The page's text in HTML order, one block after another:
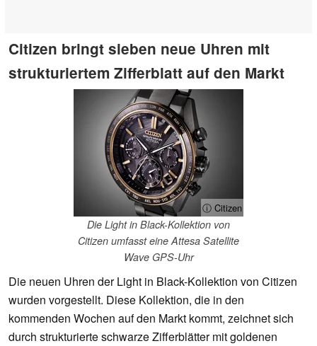
Citizen bringt sieben neue Uhren mit
strukturiertem Zifferblatt auf den Markt
ⓘ Citizen
Die Light in Black-Kollektion von
Citizen umfasst eine Attesa Satellite
Wave GPS-Uhr
Die neuen Uhren der Light in Black-Kollektion von Citizen
wurden vorgestellt. Diese Kollektion, die in den
kommenden Wochen auf den Markt kommt, zeichnet sich
durch strukturierte schwarze Zifferblätter mit goldenen